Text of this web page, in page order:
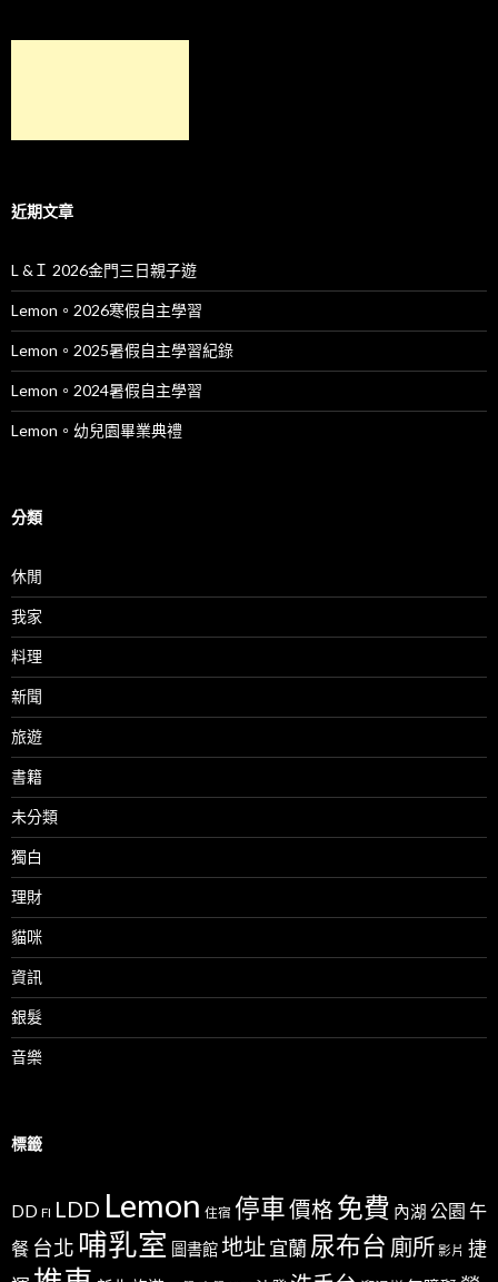
近期文章
L &Ｉ 2026金門三日親子遊
Lemon。2026寒假自主學習
Lemon。2025暑假自主學習紀錄
Lemon。2024暑假自主學習
Lemon。幼兒園畢業典禮
分類
休閒
我家
料理
新聞
旅遊
書籍
未分類
獨白
理財
貓咪
資訊
銀髮
音樂
標籤
DD FI LDD Lemon 住宿 停車價格 免費 內湖 公園 午
餐 台北 哺乳室 圖書館地址宜蘭尿布台 廁所 影片 捷